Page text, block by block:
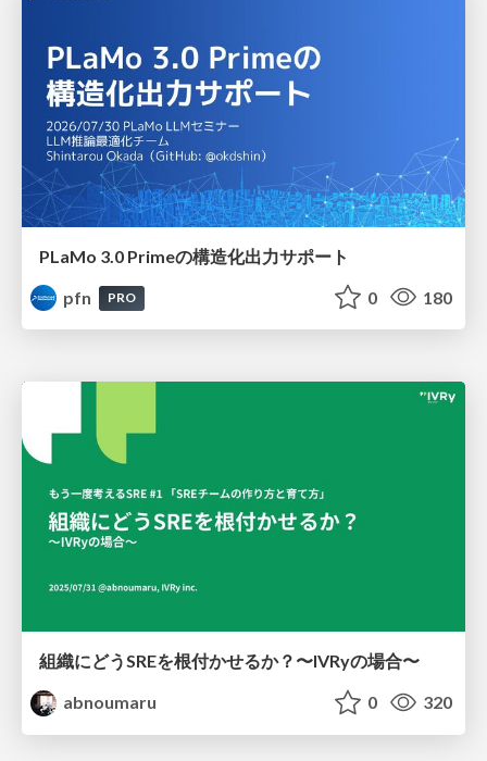
PLaMo 3.0 Primeの構造化出力サポート
pfn
PRO 0 180
組織にどうSREを根付かせるか？〜IVRyの場合〜
abnoumaru
0 320